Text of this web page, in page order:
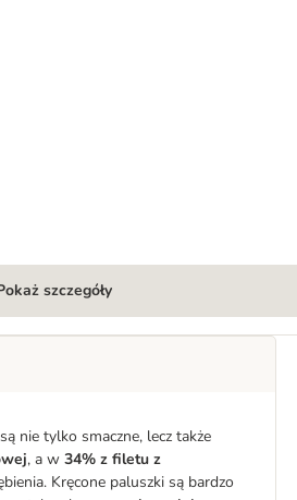
szczegóły
nie tylko smaczne, lecz także
, a w 34% z filetu z
Kręcone paluszki są bardzo